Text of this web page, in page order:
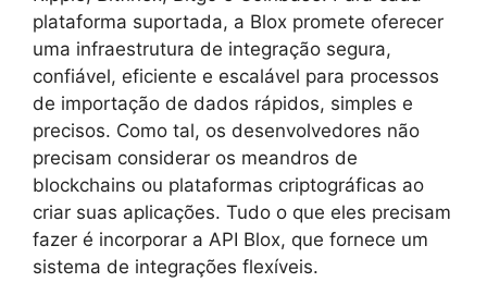
plataforma suportada, a Blox promete oferecer
uma infraestrutura de integração segura,
confiável, eficiente e escalável para processos
de importação de dados rápidos, simples e
precisos. Como tal, os desenvolvedores não
precisam considerar os meandros de
blockchains ou plataformas criptográficas ao
criar suas aplicações. Tudo o que eles precisam
fazer é incorporar a API Blox, que fornece um
sistema de integrações flexíveis.